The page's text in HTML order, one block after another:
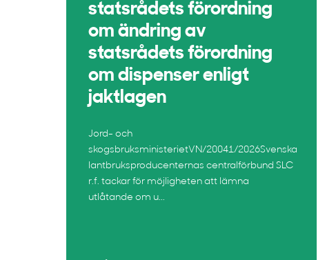
statsrådets förordning
om ändring av
statsrådets förordning
om dispenser enligt
jaktlagen
Jord- och
skogsbruksministerietVN/20041/2026Svenska
lantbruksproducenternas centralförbund SLC
r.f. tackar för möjligheten att lämna
utlåtande om u...